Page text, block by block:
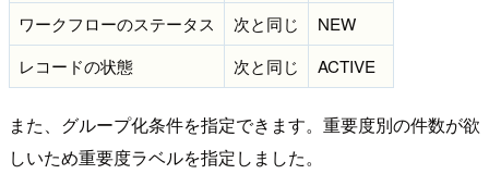
ワークフローのステータス
次と同じ
NEW
レコードの状態
次と同じ ACTIVE
また、グループ化条件を指定できます。重要度別の件数が欲
しいため重要度ラベルを指定しました。